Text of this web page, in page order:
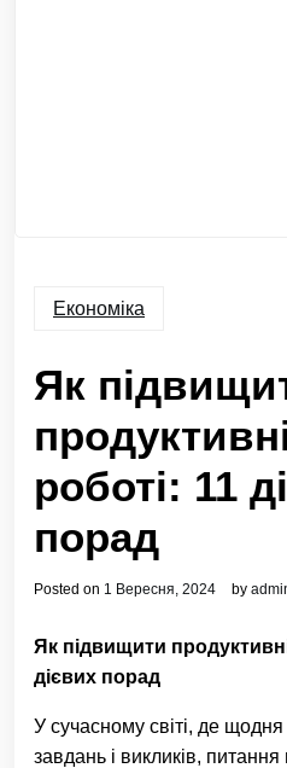
Економіка
Як
роботі: 11
порад
Posted on 1 Вересня, 2024 by
Як підвищити
дієвих порад
У сучасному світі, де
завдань і викликів, питання